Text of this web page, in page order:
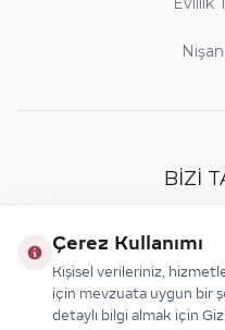
BIZI
Çerez Kullanımı
Kişisel verileriniz,
için mevzuata uygun bir
detaylı bilgi almak için